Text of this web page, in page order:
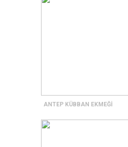
ANTEP KÜBBAN EKMEĞİ